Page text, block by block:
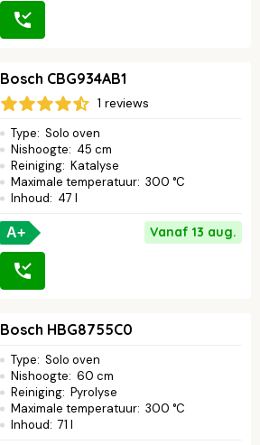
Bosch CBG934AB1
1 reviews
Type: Solo oven
Nishoogte: 45 cm
Reiniging: Katalyse
Maximale temperatuur: 300 °C
Inhoud: 47 l
A+ Vanaf 13 aug.
Bosch HBG8755C0
Type: Solo oven
Nishoogte: 60 cm
Reiniging: Pyrolyse
Maximale temperatuur: 300 °C
Inhoud: 71 l